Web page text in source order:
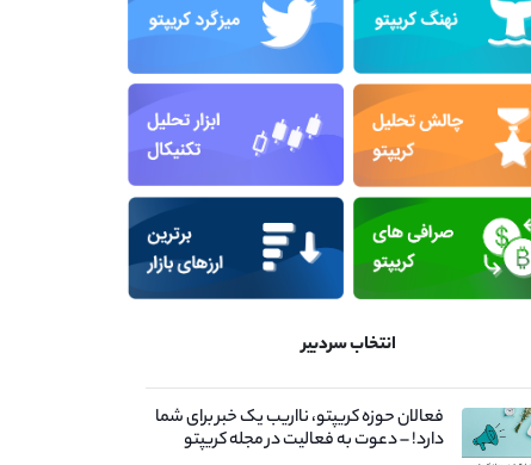
انتخاب سردبیر
فعالان حوزه کریپتو، نااریب یک خبر برای شما
دارد! – دعوت به فعالیت در مجله کریپتو